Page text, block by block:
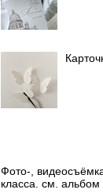
Фото-,
класса. см.